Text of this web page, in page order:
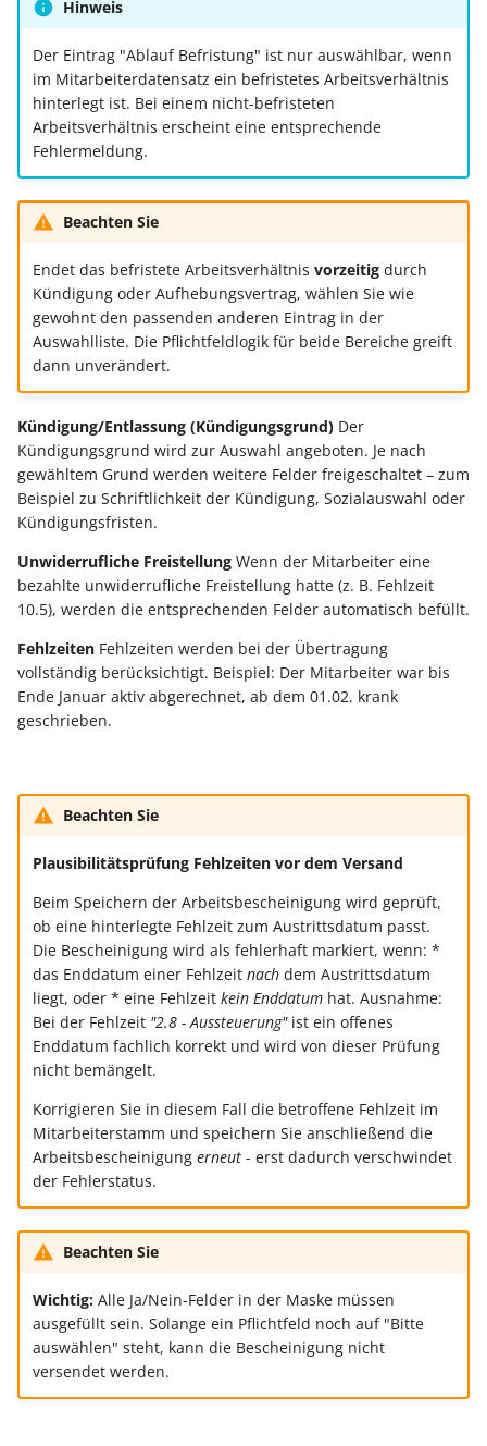
Hinweis
Der Eintrag "Ablauf Befristung" ist nur auswählbar, wenn
im Mitarbeiterdatensatz ein befristetes Arbeitsverhältnis
hinterlegt ist. Bei einem nicht-befristeten
Arbeitsverhältnis erscheint eine entsprechende
Fehlermeldung.
Beachten Sie
Endet das befristete Arbeitsverhältnis vorzeitigdurch
Kündigung oder Aufhebungsvertrag, wählen Sie wie
gewohnt den passenden anderen Eintrag in der
Auswahlliste. Die Pflichtfeldlogik für beide Bereiche greift
dann unverändert.
Kündigung/Entlassung (Kündigungsgrund) Der
Kündigungsgrund wird zur Auswahl angeboten. Je nach
gewähltem Grund werden weitere Felder freigeschaltet – zum
Beispiel zu Schriftlichkeit der Kündigung, Sozialauswahl oder
Kündigungsfristen.
Unwiderrufliche Freistellung Wenn der Mitarbeiter eine
bezahlte unwiderrufliche Freistellung hatte (z. B. Fehlzeit
10.5), werden die entsprechenden Felder automatisch befüllt.
Fehlzeiten Fehlzeiten werden bei der Übertragung
vollständig berücksichtigt. Beispiel: Der Mitarbeiter war bis
Ende Januar aktiv abgerechnet, ab dem 01.02. krank
geschrieben.
Beachten Sie
Plausibilitätsprüfung Fehlzeiten vor dem Versand
Beim Speichern der Arbeitsbescheinigung wird geprüft,
ob eine hinterlegte Fehlzeit zum Austrittsdatum passt.
Die Bescheinigung wird als fehlerhaft markiert, wenn: *
das Enddatum einer Fehlzeit nachdem Austrittsdatum
liegt, oder * eine Fehlzeit kein Enddatumhat. Ausnahme:
Bei der Fehlzeit "2.8 - Aussteuerung"ist ein offenes
Enddatum fachlich korrekt und wird von dieser Prüfung
nicht bemängelt.
Korrigieren Sie in diesem Fall die betroffene Fehlzeit im
Mitarbeiterstamm und speichern Sie anschließend die
Arbeitsbescheinigung erneut- erst dadurch verschwindet
der Fehlerstatus.
Beachten Sie
Wichtig:Alle Ja/Nein-Felder in der Maske müssen
ausgefüllt sein. Solange ein Pflichtfeld noch auf "Bitte
auswählen" steht, kann die Bescheinigung nicht
versendet werden.